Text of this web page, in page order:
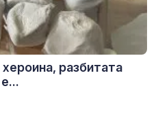
разбитата